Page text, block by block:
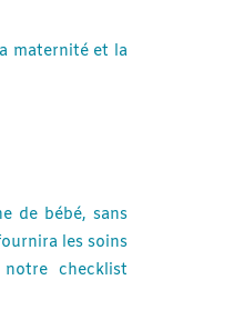
maternité et la
de bébé, sans
les soins
checklist